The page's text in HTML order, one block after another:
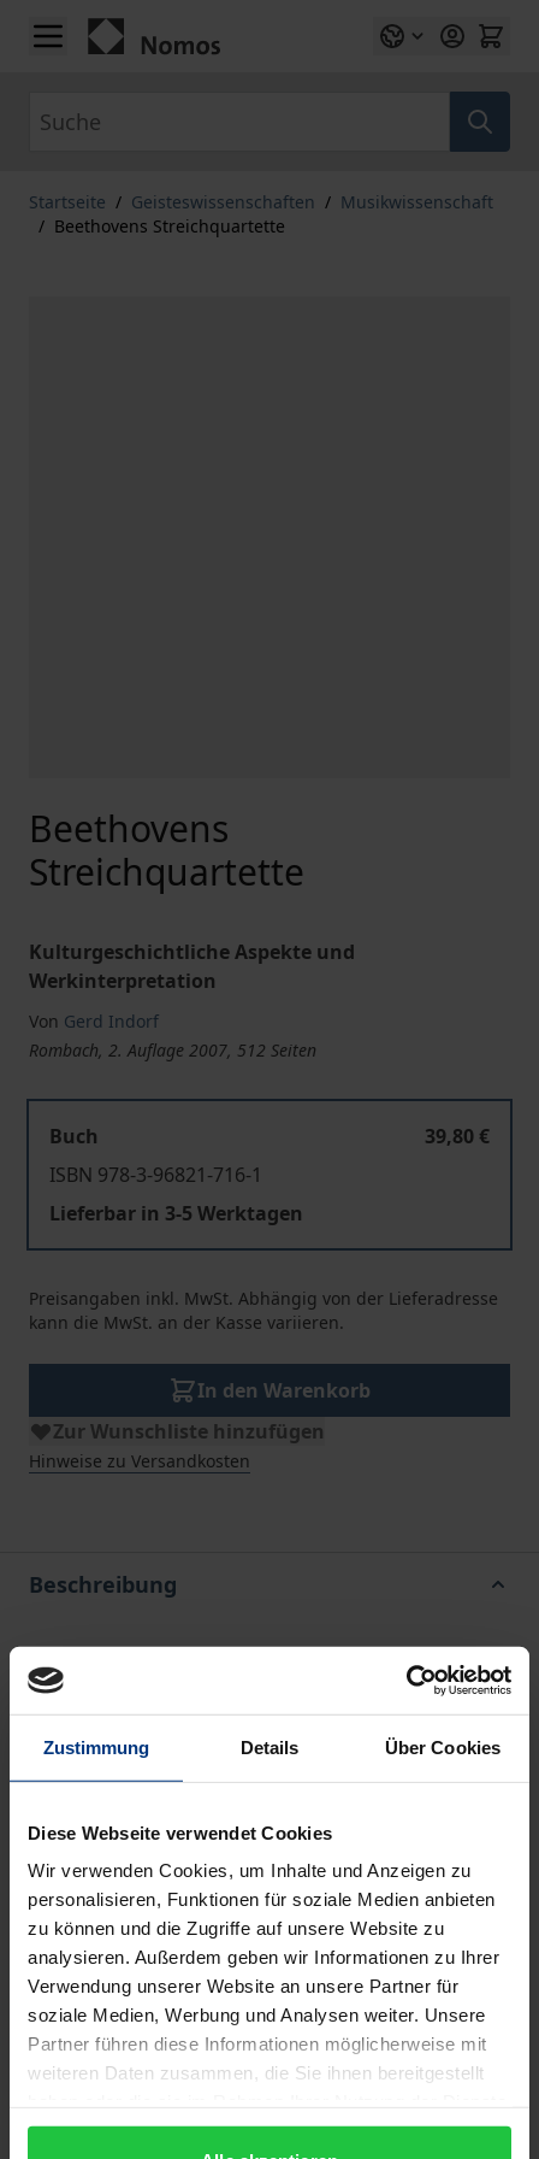
Zustimmung Details Über Cookies
Diese Webseite verwendet Cookies
Wir verwenden Cookies, um Inhalte und Anzeigen zu
personalisieren, Funktionen für soziale Medien anbieten
zu können und die Zugriffe auf unsere Website zu
analysieren. Außerdem geben wir Informationen zu Ihrer
Verwendung unserer Website an unsere Partner für
soziale Medien, Werbung und Analysen weiter. Unsere
Partner führen diese Informationen möglicherweise mit
weiteren Daten zusammen, die Sie ihnen bereitgestellt
gesammelt haben.
Zum Inhalt springen
Startseite / Geisteswissenschaften / Musikwissenschaft
/ Beethovens Streichquartette
Beethovens
Streichquartette
Kulturgeschichtliche Aspekte und
Werkinterpretation
Von Gerd Indorf
Rombach, 2. Auflage 2007, 512 Seiten
Buch
39,80 €
ISBN 978-3-96821-716-1
Lieferbar in 3-5 Werktagen
Preisangaben inkl. MwSt. Abhängig von der Lieferadresse
kann die MwSt. an der Kasse variieren.
In den Warenkorb
Zur Wunschliste hinzufügen
Hinweise zu Versandkosten
Beschreibung
in ihre kulturgeschichtlichen
Entstehungsbedingungen. Es geht u.a. um die Rolle
des musizierenden und komponierenden Adels in
Wien. Kurzbiographien eröffnen anschaulich
verschiedene Aspekte im Blick auf das kulturelle
Leben in Wien um 1800, auch unter
Berücksichtigung der sozialen und kulturellen
Umbrüche. Die Entwicklung vom Dilettanten-
Musiker zum Berufsmusiker gehört ebenso zu
dieser Thematik wie die Entfaltung der
Konzertpraxis vom privaten Salon zum öffentlichen
Konzert oder Beethovens Komponistenexistenz
Unabhängigkeit. Im zweiten Teil werden alle 16